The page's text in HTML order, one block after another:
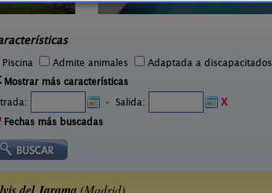
Piscina Admite animales
Adaptada a discapacitados
Mostrar más características
- Salida:
X
Fechas más buscadas
(Madrid)